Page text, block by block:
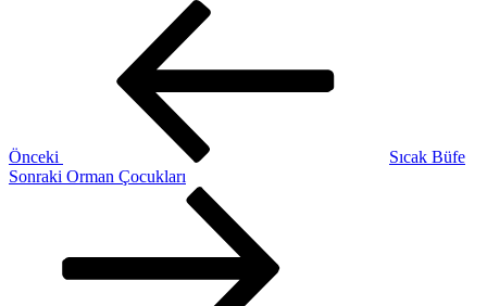
Önceki
Sıcak Büfe
Sonraki
Sonraki Orman Çocukları